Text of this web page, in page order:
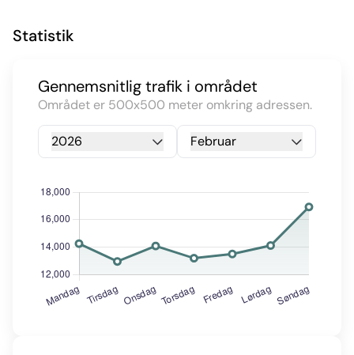
Statistik
Gennemsnitlig trafik i området
Området er 500x500 meter omkring adressen.
2026 Februar